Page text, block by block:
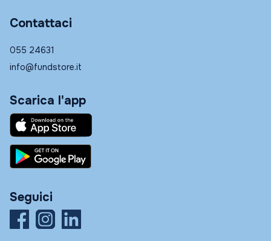
Contattaci
055 24631
info@fundstore.it
Scarica l'app
Seguici